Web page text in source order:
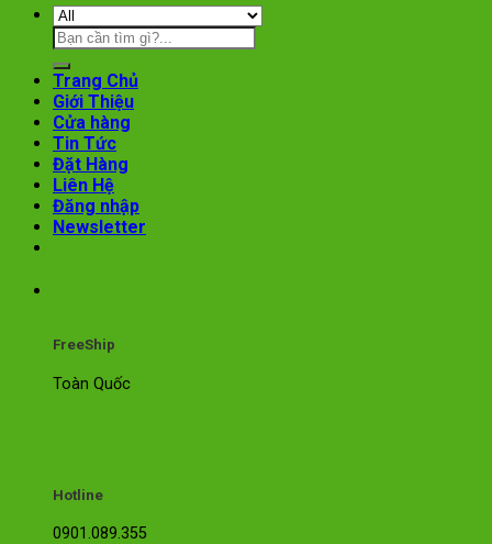
Trang Chủ
Giới Thiệu
Cửa hàng
Tin Tức
Đặt Hàng
Liên Hệ
Đăng nhập
Newsletter
FreeShip
Toàn Quốc
Hotline
0901.089.355